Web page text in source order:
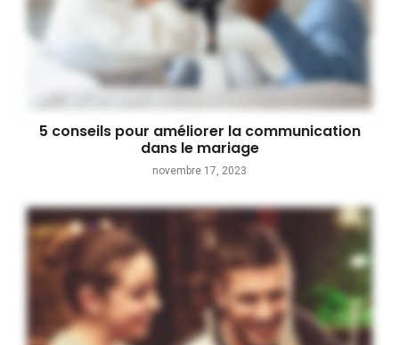
5 conseils pour améliorer la communication
dans le mariage
novembre 17, 2023